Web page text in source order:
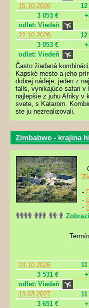
15.10.2026
3 053 €
odlet: Viedeň
22.10.2026
3 053 €
odlet: Viedeň
Často žiadaná
Kapské mesto a jeho
dobrej nádeje, jeden z
falls, vynikajúce safari v
najlepšie z juhu Afriky v
svete, s Katarom.
ste ju nezrealizovali.
Zimbabwe - krajina
-
-
-
24.10.2026
3 531 €
odlet: Viedeň
13.03.2027
3 651 €